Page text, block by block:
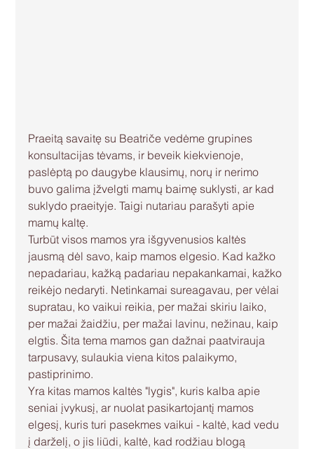
Praeitą savaitę su Beatriče vedėme grupines
konsultacijas tėvams, ir beveik kiekvienoje,
paslėptą po daugybe klausimų, norų ir nerimo
buvo galima įžvelgti mamų baimę suklysti, ar kad
suklydo praeityje. Taigi nutariau parašyti apie
mamų kaltę.
Turbūt visos mamos yra išgyvenusios kaltės
jausmą dėl savo, kaip mamos elgesio. Kad kažko
nepadariau, kažką padariau nepakankamai, kažko
reikėjo nedaryti. Netinkamai sureagavau, per vėlai
supratau, ko vaikui reikia, per mažai skiriu laiko,
per mažai žaidžiu, per mažai lavinu, nežinau, kaip
elgtis. Šita tema mamos gan dažnai paatvirauja
tarpusavy, sulaukia viena kitos palaikymo,
pastiprinimo.
Yra kitas mamos kaltės "lygis", kuris kalba apie
seniai įvykusį, ar nuolat pasikartojantį mamos
elgesį, kuris turi pasekmes vaikui - kaltė, kad vedu
į darželį, o jis liūdi, kaltė, kad rodžiau blogą